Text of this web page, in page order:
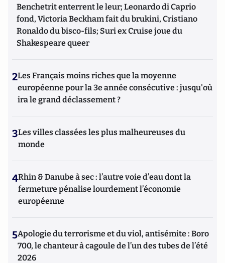
Benchetrit enterrent le leur; Leonardo di Caprio
fond, Victoria Beckham fait du brukini, Cristiano
Ronaldo du bisco-fils; Suri ex Cruise joue du
Shakespeare queer
2Les Français moins riches que la moyenne
européenne pour la 3e année consécutive : jusqu'où
ira le grand déclassement ?
3Les villes classées les plus malheureuses du
monde
4Rhin & Danube à sec : l’autre voie d’eau dont la
fermeture pénalise lourdement l’économie
européenne
5Apologie du terrorisme et du viol, antisémite : Boro
700, le chanteur à cagoule de l’un des tubes de l’été
2026